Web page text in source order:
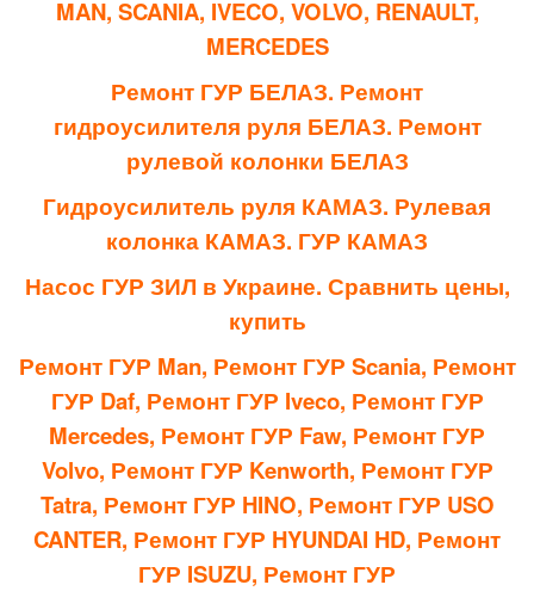
MAN, SCANIA, IVECO, VOLVO, RENAULT,
MERCEDES
Ремонт ГУР БЕЛАЗ. Ремонт
гидроусилителя руля БЕЛАЗ. Ремонт
рулевой колонки БЕЛАЗ
Гидроусилитель руля КАМАЗ. Рулевая
колонка КАМАЗ. ГУР КАМАЗ
Насос ГУР ЗИЛ в Украине. Сравнить цены,
купить
Ремонт ГУР Man, Ремонт ГУР Scania, Ремонт
ГУР Daf, Ремонт ГУР Iveco, Ремонт ГУР
Mercedes, Ремонт ГУР Faw, Ремонт ГУР
Volvo, Ремонт ГУР Kenworth, Ремонт ГУР
Tatra, Ремонт ГУР HINO, Ремонт ГУР USO
CANTER, Ремонт ГУР HYUNDAI HD, Ремонт
ГУР ISUZU, Ремонт ГУР